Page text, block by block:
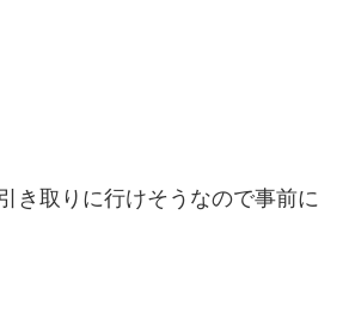
き取りに行けそうなので事前に